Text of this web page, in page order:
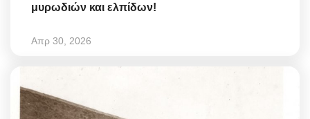
μυρωδιών και ελπίδων!
Απρ 30, 2026